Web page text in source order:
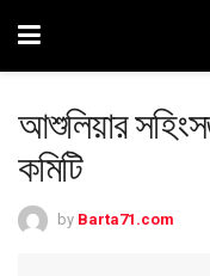
আশুলিয়ার
কমিটি
by Barta71.com